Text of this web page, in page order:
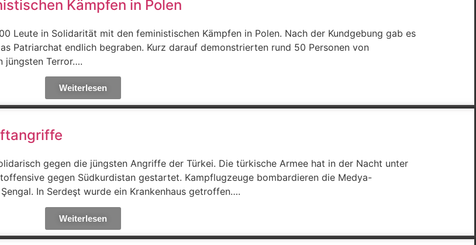
Kämpfen in Polen
Leute in Solidarität mit den feministischen Kämpfen in Polen. Nach der Kundgebung gab es
Patriarchat endlich begraben. Kurz darauf demonstrierten rund 50 Personen von
jüngsten Terror….
Weiterlesen
gegen die jüngsten Angriffe der Türkei. Die türkische Armee hat in der Nacht unter
gegen Südkurdistan gestartet. Kampflugzeuge bombardieren die Medya-
In Serdeşt wurde ein Krankenhaus getroffen….
Weiterlesen